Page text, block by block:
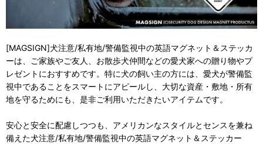
[MAGSIGN]犬注意/私有地/警備監視中の英語マグネット＆ステッカ
ーは、ご家族やご友人、お散歩犬仲間などの愛犬家への贈り物やプ
レゼントにおすすめです。特に犬の飼い主の方には、愛犬が警備監
視中であることをスマートにアピールし、大切な資産・敷地・所有
地を守るためにも、是非ご利用いただきたいアイテムです。
安心と安全に配慮しつつも、アメリカンなスタイルとセンスを兼ね
備えた犬注意/私有地/警備監視中の英語マグネット＆ステッカー